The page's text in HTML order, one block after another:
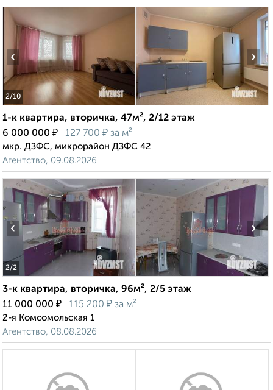
2/10
‹ ›
1-к квартира, вторичка, 47м², 2/12 этаж
6 000 000 ₽ 127 700 ₽ за м²
мкр. ДЗФС, микрорайон ДЗФС 42
Агентство, 09.08.2026
2/2
‹ ›
3-к квартира, вторичка, 96м², 2/5 этаж
11 000 000 ₽ 115 200 ₽ за м²
2-я Комсомольская 1
Агентство, 08.08.2026